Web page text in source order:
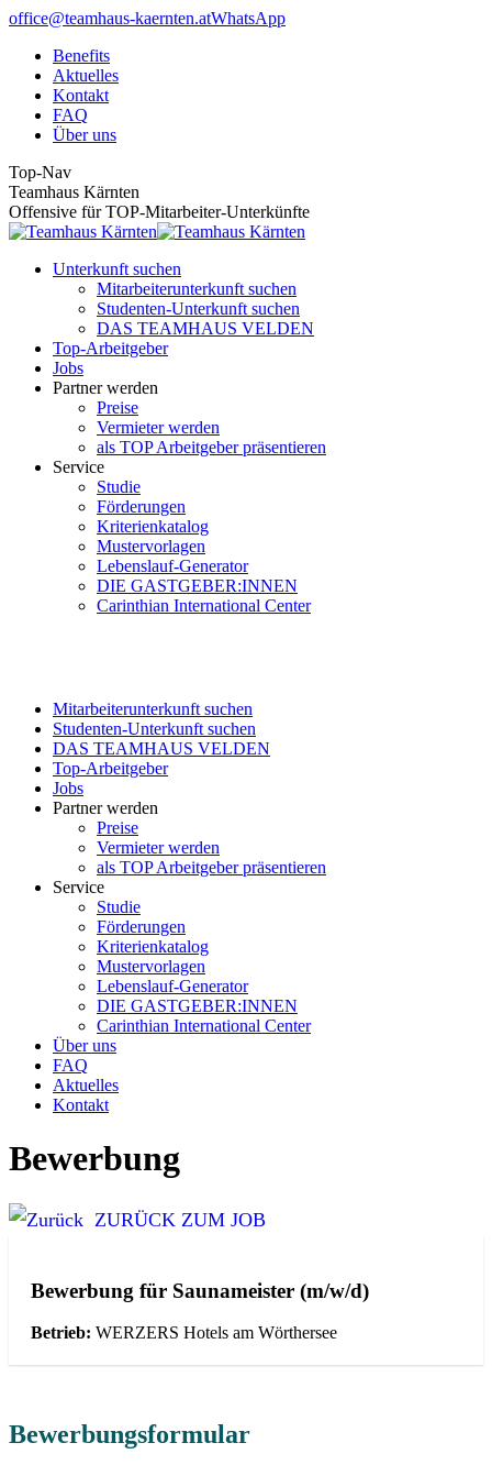
Zum
office@teamhaus-kaernten.atWhatsApp
Benefits
Aktuelles
Kontakt
FAQ
Über uns
Top-Nav
Teamhaus Kärnten
Offensive für TOP-Mitarbeiter-Unterkünfte
Unterkunft suchen
Mitarbeiterunterkunft suchen
Studenten-Unterkunft suchen
DAS TEAMHAUS VELDEN
Top-Arbeitgeber
Jobs
Partner werden
Preise
Vermieter werden
als TOP Arbeitgeber präsentieren
Service
Studie
Förderungen
Kriterienkatalog
Mustervorlagen
Lebenslauf-Generator
DIE GASTGEBER:INNEN
Carinthian International Center
Mitarbeiterunterkunft suchen
Studenten-Unterkunft suchen
DAS TEAMHAUS VELDEN
Top-Arbeitgeber
Jobs
Partner werden
Preise
Vermieter werden
als TOP Arbeitgeber präsentieren
Service
Studie
Förderungen
Kriterienkatalog
Mustervorlagen
Lebenslauf-Generator
DIE GASTGEBER:INNEN
Carinthian International Center
Über uns
FAQ
Aktuelles
Kontakt
Bewerbung
ZURÜCK ZUM JOB
Bewerbung für Saunameister (m/w/d)
Betrieb: WERZERS Hotels am Wörthersee
Bewerbungsformular